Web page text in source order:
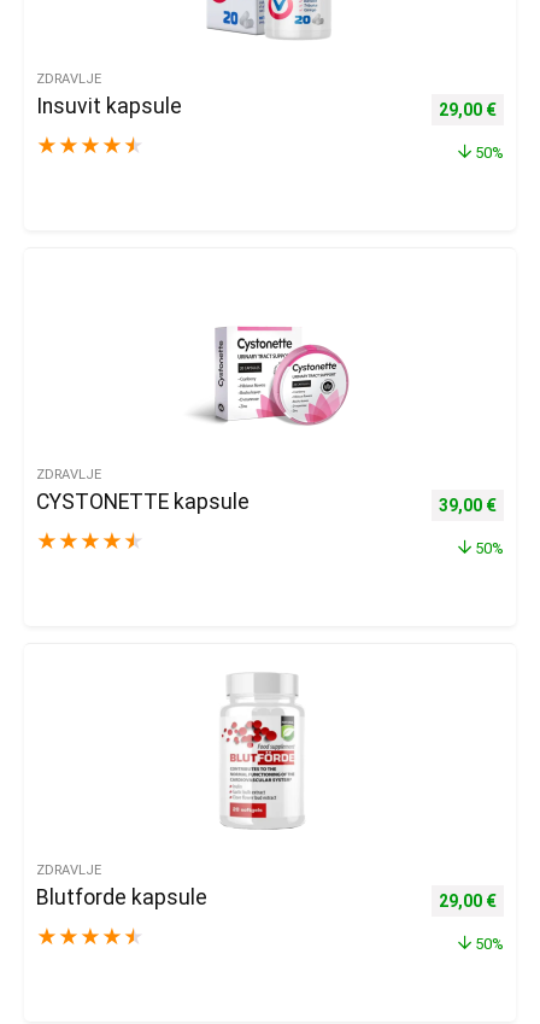
ZDRAVLJE
Insuvit kapsule
★ ★ ★ ★ ★
Izvorna
29,00 €
50%
ZDRAVLJE
CYSTONETTE kapsule
★ ★ ★ ★ ★
Izvorna
39,00 €
50%
ZDRAVLJE
Blutforde kapsule
★ ★ ★ ★ ★
Izvorna
29,00 €
50%